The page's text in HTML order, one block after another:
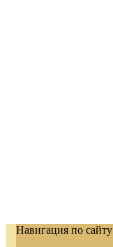
Навигация по сайту